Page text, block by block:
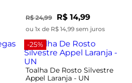
R$ 24,99 R$ 14,99
ou 1x de R$ 14,99 sem juros
-25%
Toalha De Rosto Silvestre
Appel Laranja - UN